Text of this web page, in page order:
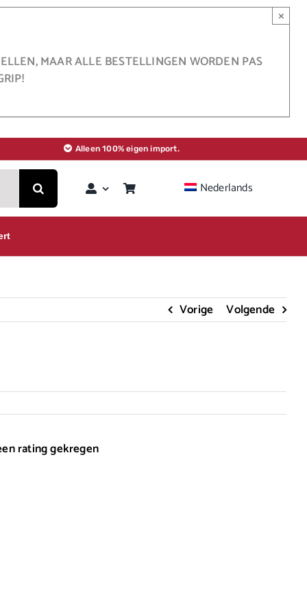
MAAR ALLE BESTELLINGEN WORDEN PAS
×
Alleen 100% eigen import.
Nederlands
Vorige Volgende
rating gekregen